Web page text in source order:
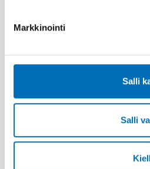
Markkinointi
Salli
Salli
uppväxt